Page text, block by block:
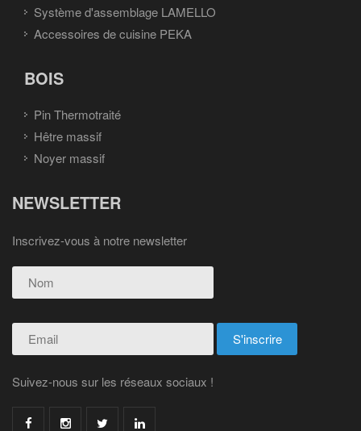
Système d'assemblage LAMELLO
Accessoires de cuisine PEKA
BOIS
Pin Thermotraité
Hêtre massif
Noyer massif
NEWSLETTER
Inscrivez-vous à notre newsletter
Suivez-nous sur les réseaux sociaux !